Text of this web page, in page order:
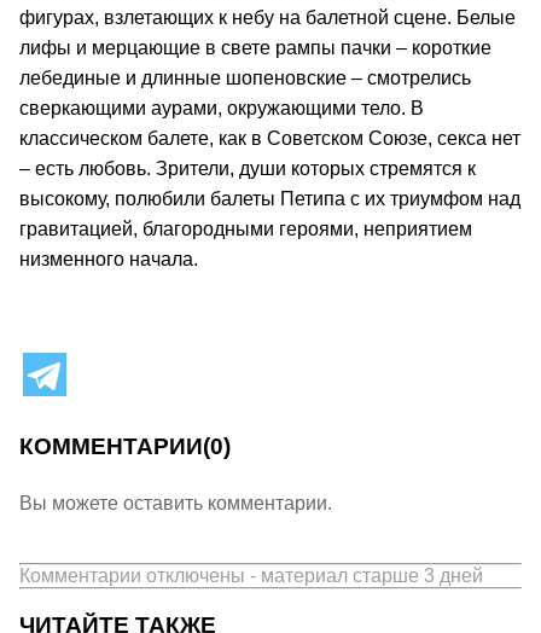
фигурах, взлетающих к небу на балетной сцене. Белые
лифы и мерцающие в свете рампы пачки – короткие
лебединые и длинные шопеновские – смотрелись
сверкающими аурами, окружающими тело. В
классическом балете, как в Советском Союзе, секса нет
– есть любовь. Зрители, души которых стремятся к
высокому, полюбили балеты Петипа с их триумфом над
гравитацией, благородными героями, неприятием
низменного начала.
КОММЕНТАРИИ(0)
Вы можете оставить комментарии.
Комментарии отключены - материал старше 3 дней
ЧИТАЙТЕ ТАКЖЕ